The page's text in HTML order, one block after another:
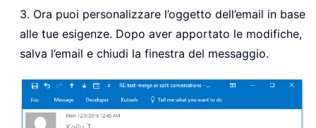
3. Ora puoi personalizzare l’oggetto dell’email in base
alle tue esigenze. Dopo aver apportato le modifiche,
salva l’email e chiudi la finestra del messaggio.